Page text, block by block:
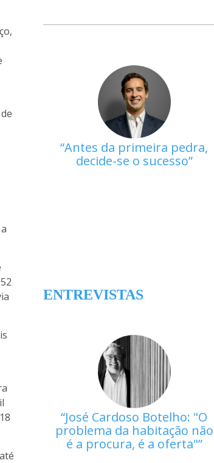
Antes da primeira pedra,
decide-se o sucesso
ENTREVISTAS
José Cardoso Botelho: "O
problema da habitação não
é a procura, é a oferta"